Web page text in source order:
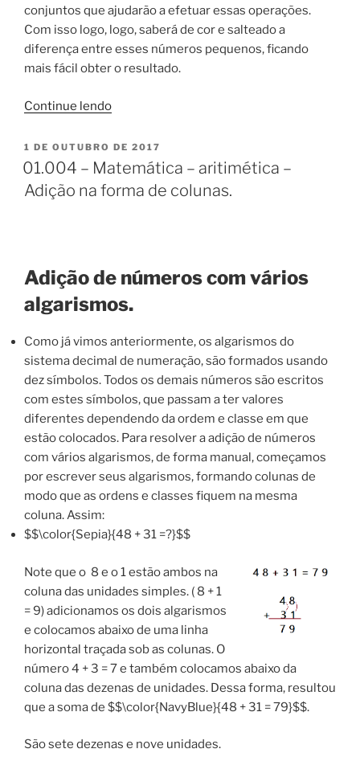
conjuntos que ajudarão a efetuar essas operações.
Com isso logo, logo, saberá de cor e salteado a
diferença entre esses números pequenos, ficando
mais fácil obter o resultado.
Continue lendo“01.005
Matemática
–
Aritmética
–
PUBLICADO
EM
1 DE OUTUBRO DE 2017
01.004 – Matemática – aritimética –
Adição na forma de colunas.
Adição de números com vários
algarismos.
Como já vimos anteriormente, os algarismos do
sistema decimal de numeração, são formados usando
dez símbolos. Todos os demais números são escritos
com estes símbolos, que passam a ter valores
diferentes dependendo da ordem e classe em que
estão colocados. Para resolver a adição de números
com vários algarismos, de forma manual, começamos
por escrever seus algarismos, formando colunas de
modo que as ordens e classes fiquem na mesma
coluna. Assim:
$$\color{Sepia}{48 + 31 =?}$$
Note que o 8 e o 1 estão ambos na
coluna das unidades simples. ( 8 + 1
= 9) adicionamos os dois algarismos
e colocamos abaixo de uma linha
horizontal traçada sob as colunas. O
número 4 + 3 = 7 e também colocamos abaixo da
coluna das dezenas de unidades. Dessa forma, resultou
que a soma de $$\color{NavyBlue}{48 + 31 = 79}$$.
São sete dezenas e nove unidades.